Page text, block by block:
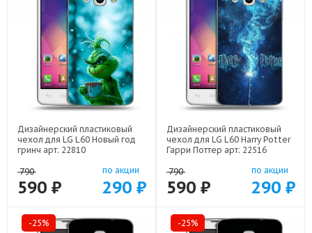
Дизайнерский пластиковый
чехол для LG L60 Новый год
гринч арт: 22810
790
590 ₽
по акции
290 ₽
Дизайнерский пластиковый
чехол для LG L60 Harry Potter
Гарри Поттер арт: 22516
790
590 ₽
по акции
290 ₽
-25% -25%